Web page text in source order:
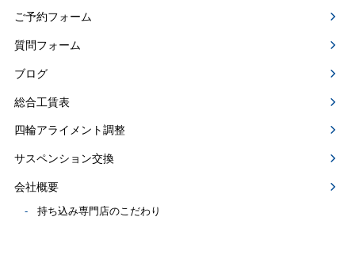
ご予約フォーム
質問フォーム
ブログ
総合工賃表
四輪アライメント調整
サスペンション交換
会社概要
持ち込み専門店のこだわり